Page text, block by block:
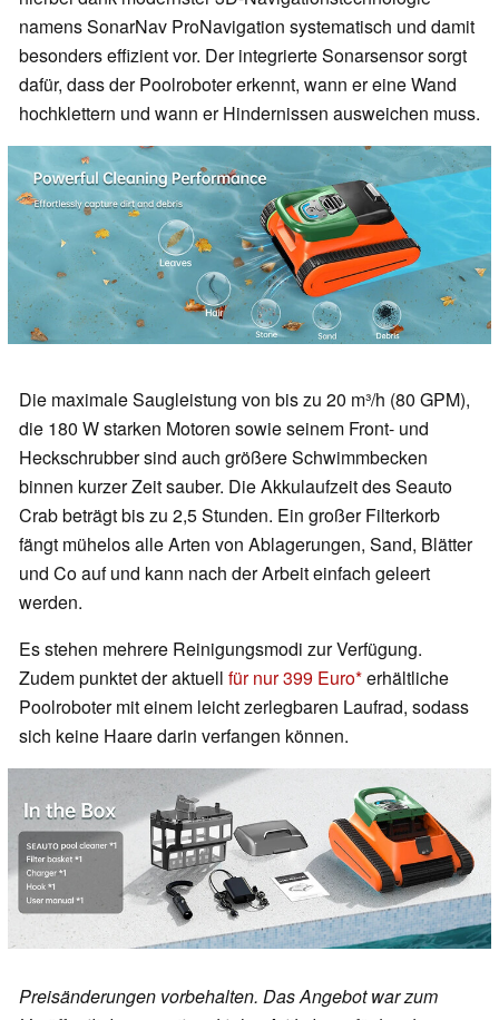
namens SonarNav ProNavigation systematisch und damit
besonders effizient vor. Der integrierte Sonarsensor sorgt
dafür, dass der Poolroboter erkennt, wann er eine Wand
hochklettern und wann er Hindernissen ausweichen muss.
Die maximale Saugleistung von bis zu 20 m³/h (80 GPM),
die 180 W starken Motoren sowie seinem Front- und
Heckschrubber sind auch größere Schwimmbecken
binnen kurzer Zeit sauber. Die Akkulaufzeit des Seauto
Crab beträgt bis zu 2,5 Stunden. Ein großer Filterkorb
fängt mühelos alle Arten von Ablagerungen, Sand, Blätter
und Co auf und kann nach der Arbeit einfach geleert
werden.
Es stehen mehrere Reinigungsmodi zur Verfügung.
Zudem punktet der aktuell für nur 399 Euro erhältliche
Poolroboter mit einem leicht zerlegbaren Laufrad, sodass
sich keine Haare darin verfangen können.
Preisänderungen vorbehalten. Das Angebot war zum